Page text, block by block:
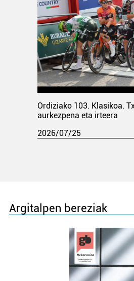
Ordiziako 103. Klasikoa.
aurkezpena eta irteera
2026/07/25
Argitalpen bereziak